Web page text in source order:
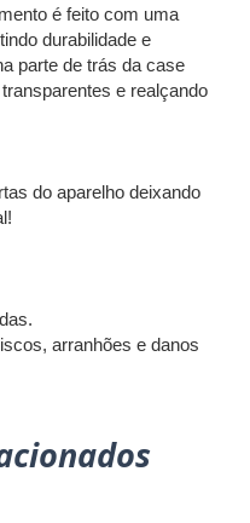
é feito com uma
durabilidade e
parte de trás da case
e realçando
do aparelho deixando
arranhões e danos